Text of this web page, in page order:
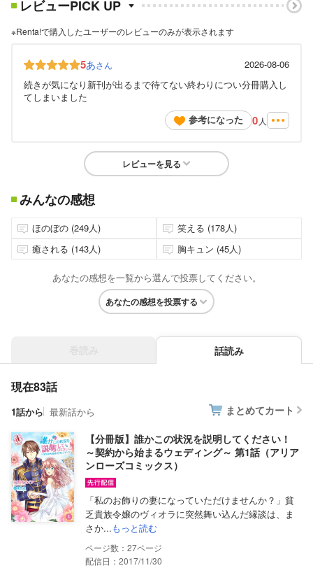
レビューPICK UP
※Renta!で購入したユーザーのレビューのみが表示されます
5あさん
2026-08-06
続きが気になり新刊が出るまで待てない終わりについ分冊購入し
てしまいました
参考になった
0 人
レビューを見る
みんなの感想
ほのぼの (249人)
笑える (178人)
癒される (143人)
胸キュン (45人)
あなたの感想を一覧から選んで投票してください。
あなたの感想を投票する
話読み
現在83話
1話から 最新話から まとめてカート
【分冊版】誰かこの状況を説明してください！
～契約から始まるウェディング～ 第1話（アリア
ンローズコミックス）
「私のお飾りの妻になっていただけませんか？」貧
乏貴族令嬢のヴィオラに突然舞い込んだ縁談は、ま
さか...もっと読む
27
配信日：2017/11/30